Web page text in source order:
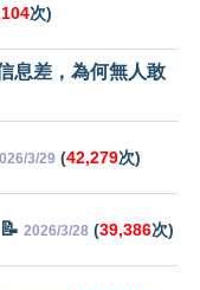
次)
息差，為何無人敢
3/29 (42,279次)
2026/3/28 (39,386次)